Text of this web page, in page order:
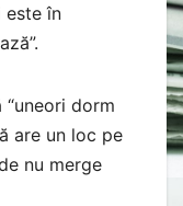
este în
“uneori dorm
are un loc pe
nu merge